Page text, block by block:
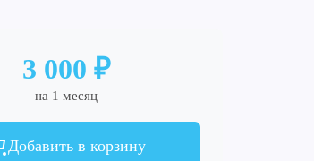
3 000 ₽
на 1 месяц
Добавить в корзину